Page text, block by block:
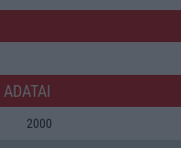
2000